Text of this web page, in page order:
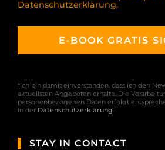
STAY IN CONTACT
Datenschutzerklärung.
*Ich bin damit einverstanden, dass ich den
aktuellsten Angeboten erhalte. Die
personenbezogenen Daten erfolgt
in der Datenschutzerklärung.